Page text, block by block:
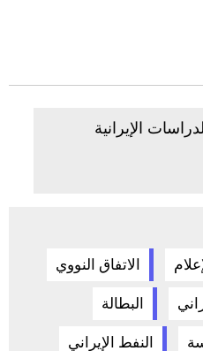
الإيرانية
الاتفاق النووي
البطالة
النفط الإيراني